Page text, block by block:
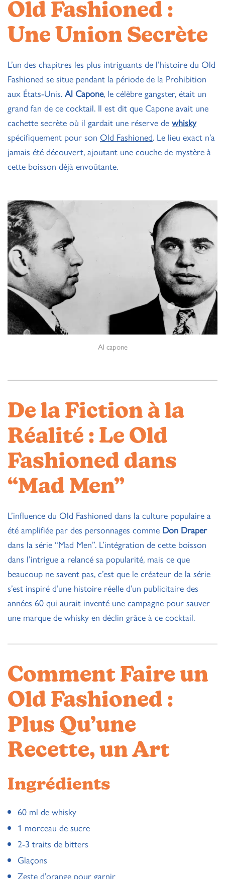
Old Fashioned :
Une Union Secrète
L’un des chapitres les plus intriguants de l’histoire du Old
Fashioned se situe pendant la période de la Prohibition
aux États-Unis. Al Capone, le célèbre gangster, était un
grand fan de ce cocktail. Il est dit que Capone avait une
cachette secrète où il gardait une réserve de whisky
spécifiquement pour son Old Fashioned. Le lieu exact n’a
jamais été découvert, ajoutant une couche de mystère à
cette boisson déjà envoûtante.
Al capone
De la Fiction à la
Réalité : Le Old
Fashioned dans
“Mad Men”
L’influence du Old Fashioned dans la culture populaire a
été amplifiée par des personnages comme Don Draper
dans la série “Mad Men”. L’intégration de cette boisson
dans l’intrigue a relancé sa popularité, mais ce que
beaucoup ne savent pas, c’est que le créateur de la série
s’est inspiré d’une histoire réelle d’un publicitaire des
années 60 qui aurait inventé une campagne pour sauver
une marque de whisky en déclin grâce à ce cocktail.
Comment Faire un
Old Fashioned :
Plus Qu’une
Recette, un Art
Ingrédients
60 ml de whisky
1 morceau de sucre
2-3 traits de bitters
Glaçons
Zeste d’orange pour garnir